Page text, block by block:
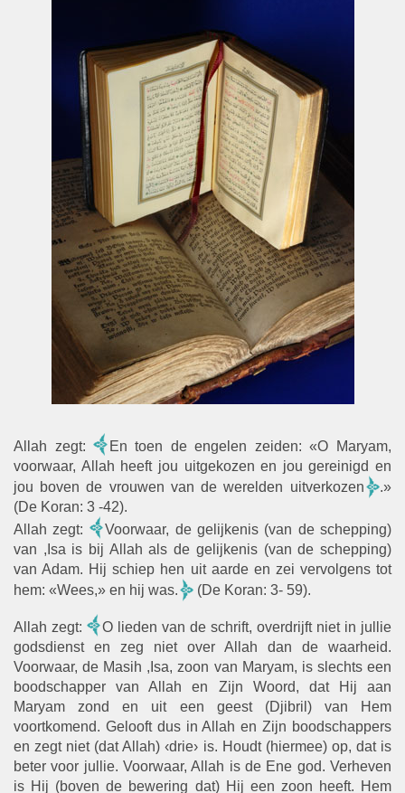
Allah zegt:
En toen de engelen zeiden: «O Maryam,
voorwaar, Allah heeft jou uitgekozen en jou gereinigd en
jou boven de vrouwen van de werelden uitverkozen
.»
(De Koran: 3 -42).
Allah zegt:
Voorwaar, de gelijkenis (van de schepping)
van ,Isa is bij Allah als de gelijkenis (van de schepping)
van Adam. Hij schiep hen uit aarde en zei vervolgens tot
hem: «Wees,» en hij was.
(De Koran: 3- 59).
Allah zegt:
O lieden van de schrift, overdrijft niet in jullie
godsdienst en zeg niet over Allah dan de waarheid.
Voorwaar, de Masih ,Isa, zoon van Maryam, is slechts een
boodschapper van Allah en Zijn Woord, dat Hij aan
Maryam zond en uit een geest (Djibril) van Hem
voortkomend. Gelooft dus in Allah en Zijn boodschappers
en zegt niet (dat Allah) ‹drie› is. Houdt (hiermee) op, dat is
beter voor jullie. Voorwaar, Allah is de Ene god. Verheven
is Hij (boven de bewering dat) Hij een zoon heeft. Hem